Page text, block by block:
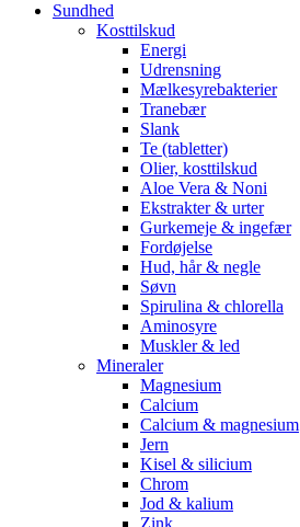
Sundhed
Kosttilskud
Energi
Udrensning
Mælkesyrebakterier
Tranebær
Slank
Te (tabletter)
Olier, kosttilskud
Aloe Vera & Noni
Ekstrakter & urter
Gurkemeje & ingefær
Fordøjelse
Hud, hår & negle
Søvn
Spirulina & chlorella
Aminosyre
Muskler & led
Mineraler
Magnesium
Calcium
Calcium & magnesium
Jern
Kisel & silicium
Chrom
Jod & kalium
Zink